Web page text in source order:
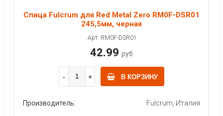
Спица Fulcrum для Red Metal Zero RM0F-DSR01
245,5мм, черная
Арт: RM0F-DSR01
42.99 руб
В КОРЗИНУ
Производитель: Fulcrum, Италия